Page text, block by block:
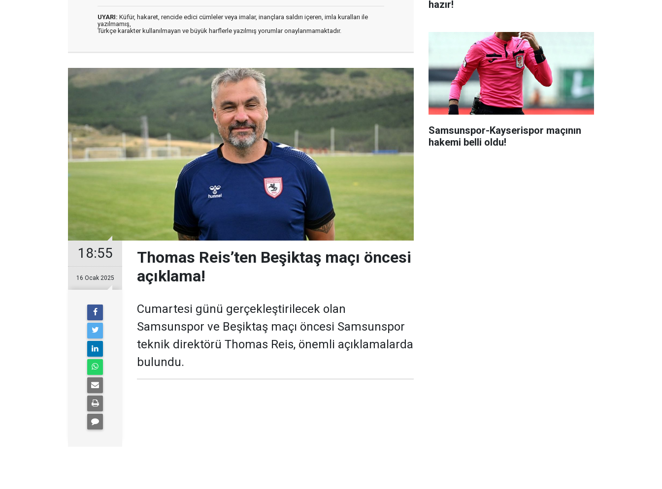
UYARI: Küfür, hakaret, rencide edici cümleler veya imalar, inançlara saldırı içeren, imla kuralları ile
yazılmamış,
Türkçe karakter kullanılmayan ve büyük harflerle yazılmış yorumlar onaylanmamaktadır.
18:55
16 Ocak 2025
Thomas Reis’ten Beşiktaş maçı öncesi
açıklama!
Cumartesi günü gerçekleştirilecek olan
Samsunspor ve Beşiktaş maçı öncesi Samsunspor
teknik direktörü Thomas Reis, önemli açıklamalarda
bulundu.
hazır!
Samsunspor-Kayserispor maçının
hakemi belli oldu!